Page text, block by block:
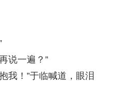
说一遍？”
我！”于临喊道，眼泪